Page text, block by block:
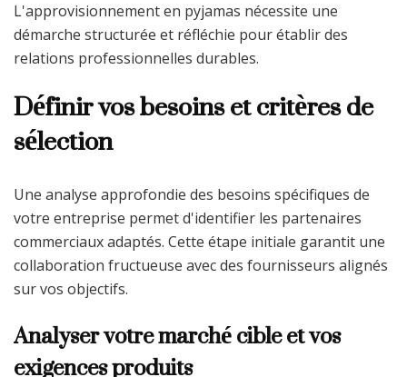
L'approvisionnement en pyjamas nécessite une
démarche structurée et réfléchie pour établir des
relations professionnelles durables.
Définir vos besoins et critères de
sélection
Une analyse approfondie des besoins spécifiques de
votre entreprise permet d'identifier les partenaires
commerciaux adaptés. Cette étape initiale garantit une
collaboration fructueuse avec des fournisseurs alignés
sur vos objectifs.
Analyser votre marché cible et vos